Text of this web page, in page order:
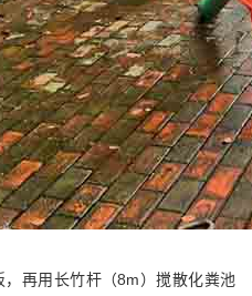
再用长竹杆（8m）搅散化粪池